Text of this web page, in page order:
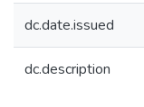
dc.date.issued
dc.description